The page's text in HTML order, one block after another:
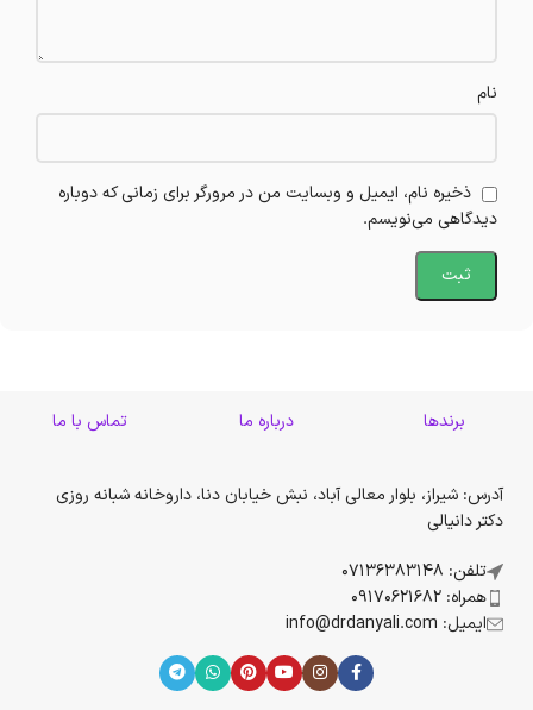
نام
ذخیره نام، ایمیل و وبسایت من در مرورگر برای زمانی که دوباره
دیدگاهی می‌نویسم.
برندها درباره ما تماس با ما
آدرس: شیراز، بلوار معالی آباد، نبش خیابان دنا، داروخانه شبانه روزی
دکتر دانیالی
تلفن: 07136383148
همراه: 09170621682
ایمیل: info@drdanyali.com